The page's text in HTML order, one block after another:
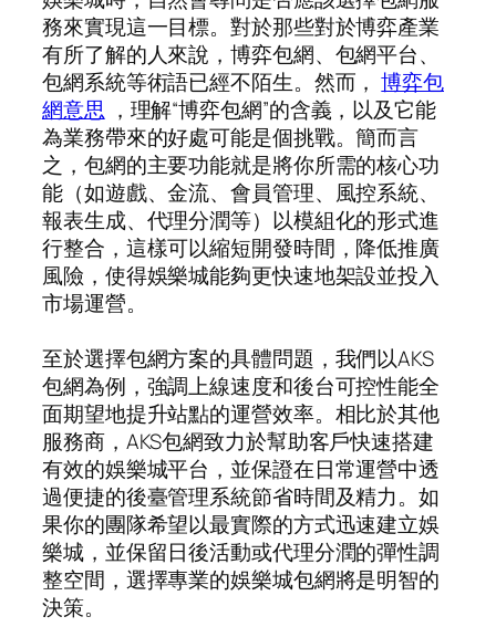
務來實現這一目標。對於那些對於博弈產業
有所了解的人來說，博弈包網、包網平台、
包網系統等術語已經不陌生。然而，博弈包
網意思 ，理解“博弈包網”的含義，以及它能
為業務帶來的好處可能是個挑戰。簡而言
之，包網的主要功能就是將你所需的核心功
能（如遊戲、金流、會員管理、風控系統、
報表生成、代理分潤等）以模組化的形式進
行整合，這樣可以縮短開發時間，降低推廣
風險，使得娛樂城能夠更快速地架設並投入
市場運營。
至於選擇包網方案的具體問題，我們以AKS
包網為例，強調上線速度和後台可控性能全
面期望地提升站點的運營效率。相比於其他
服務商，AKS包網致力於幫助客戶快速搭建
有效的娛樂城平台，並保證在日常運營中透
過便捷的後臺管理系統節省時間及精力。如
果你的團隊希望以最實際的方式迅速建立娛
樂城，並保留日後活動或代理分潤的彈性調
整空間，選擇專業的娛樂城包網將是明智的
決策。